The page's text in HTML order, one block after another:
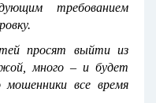
требованием
просят выйти из
много – и будет
мошенники все время